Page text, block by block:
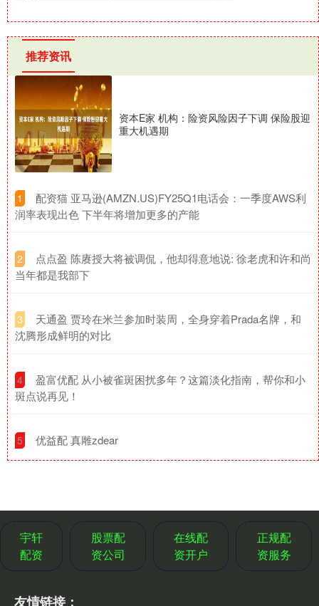
推荐资讯
资本E家 机构：险资风险因子下调 保险股迎
重大机遇期
1
​配资猫 亚马逊(AMZN.US)FY25Q1电话会：一季度AWS利
润率表现出色 下半年将增加更多的产能
2
​点点盈 陈赓授大将被调侃，他却得意地说: 徐老虎和许和尚
当年都是我部下
3
​天通盈 贾玲在米兰参加时装周，全身穿着Prada名牌，和
沈腾形成鲜明的对比
4
​盈富优配 从小被雀斑困扰多年？这篇淡化指南，帮你和小
斑点说再见！
5 ​优益配 真雕zdear
宇轩
配资
股票配
资公司
在线配
资开户
正规配
资服务
友情链接：